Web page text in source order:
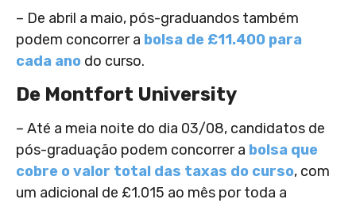
– De abril a maio, pós-graduandos também
podem concorrer a bolsa de £11.400 para
cada ano do curso.
De Montfort University
– Até a meia noite do dia 03/08, candidatos de
pós-graduação podem concorrer a bolsa que
cobre o valor total das taxas do curso, com
um adicional de £1.015 ao mês por toda a